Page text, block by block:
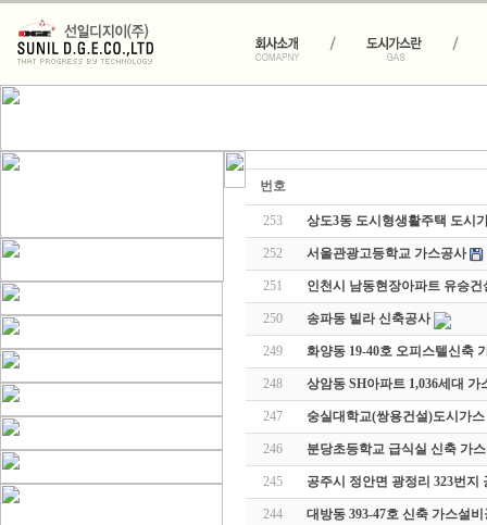
번호
253 상도3동 도시형생활주택 도시
252 서울관광고등학교 가스공사
251 인천시 남동현장아파트 유승건
250 송파동 빌라 신축공사
249 화양동 19-40호 오피스텔신축
248 상암동 SH아파트 1,036세대 가
247 숭실대학교(쌍용건설)도시가
246 분당초등학교 급식실 신축 가
245 공주시 정안면 광정리 323번지
244 대방동 393-47호 신축 가스설비